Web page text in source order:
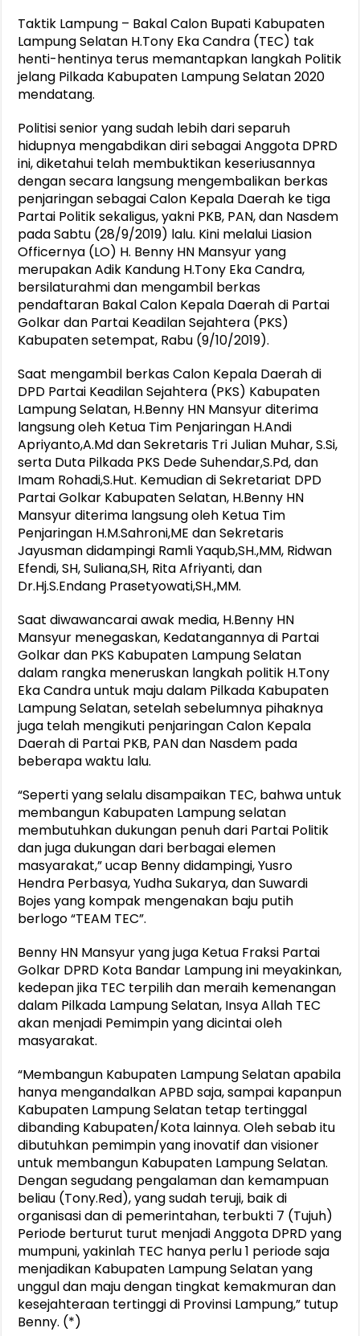
Taktik Lampung – Bakal Calon Bupati Kabupaten
Lampung Selatan H.Tony Eka Candra (TEC) tak
henti-hentinya terus memantapkan langkah Politik
jelang Pilkada Kabupaten Lampung Selatan 2020
mendatang.
Politisi senior yang sudah lebih dari separuh
hidupnya mengabdikan diri sebagai Anggota DPRD
ini, diketahui telah membuktikan keseriusannya
dengan secara langsung mengembalikan berkas
penjaringan sebagai Calon Kepala Daerah ke tiga
Partai Politik sekaligus, yakni PKB, PAN, dan Nasdem
pada Sabtu (28/9/2019) lalu. Kini melalui Liasion
Officernya (LO) H. Benny HN Mansyur yang
merupakan Adik Kandung H.Tony Eka Candra,
bersilaturahmi dan mengambil berkas
pendaftaran Bakal Calon Kepala Daerah di Partai
Golkar dan Partai Keadilan Sejahtera (PKS)
Kabupaten setempat, Rabu (9/10/2019).
Saat mengambil berkas Calon Kepala Daerah di
DPD Partai Keadilan Sejahtera (PKS) Kabupaten
Lampung Selatan, H.Benny HN Mansyur diterima
langsung oleh Ketua Tim Penjaringan H.Andi
Apriyanto,A.Md dan Sekretaris Tri Julian Muhar, S.Si,
serta Duta Pilkada PKS Dede Suhendar,S.Pd, dan
Imam Rohadi,S.Hut. Kemudian di Sekretariat DPD
Partai Golkar Kabupaten Selatan, H.Benny HN
Mansyur diterima langsung oleh Ketua Tim
Penjaringan H.M.Sahroni,ME dan Sekretaris
Jayusman didampingi Ramli Yaqub,SH.,MM, Ridwan
Efendi, SH, Suliana,SH, Rita Afriyanti, dan
Dr.Hj.S.Endang Prasetyowati,SH.,MM.
Saat diwawancarai awak media, H.Benny HN
Mansyur menegaskan, Kedatangannya di Partai
Golkar dan PKS Kabupaten Lampung Selatan
dalam rangka meneruskan langkah politik H.Tony
Eka Candra untuk maju dalam Pilkada Kabupaten
Lampung Selatan, setelah sebelumnya pihaknya
juga telah mengikuti penjaringan Calon Kepala
Daerah di Partai PKB, PAN dan Nasdem pada
beberapa waktu lalu.
“Seperti yang selalu disampaikan TEC, bahwa untuk
membangun Kabupaten Lampung selatan
membutuhkan dukungan penuh dari Partai Politik
dan juga dukungan dari berbagai elemen
masyarakat,” ucap Benny didampingi, Yusro
Hendra Perbasya, Yudha Sukarya, dan Suwardi
Bojes yang kompak mengenakan baju putih
berlogo “TEAM TEC”.
Benny HN Mansyur yang juga Ketua Fraksi Partai
Golkar DPRD Kota Bandar Lampung ini meyakinkan,
kedepan jika TEC terpilih dan meraih kemenangan
dalam Pilkada Lampung Selatan, Insya Allah TEC
akan menjadi Pemimpin yang dicintai oleh
masyarakat.
“Membangun Kabupaten Lampung Selatan apabila
hanya mengandalkan APBD saja, sampai kapanpun
Kabupaten Lampung Selatan tetap tertinggal
dibanding Kabupaten/Kota lainnya. Oleh sebab itu
dibutuhkan pemimpin yang inovatif dan visioner
untuk membangun Kabupaten Lampung Selatan.
Dengan segudang pengalaman dan kemampuan
beliau (Tony.Red), yang sudah teruji, baik di
organisasi dan di pemerintahan, terbukti 7 (Tujuh)
Periode berturut turut menjadi Anggota DPRD yang
mumpuni, yakinlah TEC hanya perlu 1 periode saja
menjadikan Kabupaten Lampung Selatan yang
unggul dan maju dengan tingkat kemakmuran dan
kesejahteraan tertinggi di Provinsi Lampung,” tutup
Benny. (*)